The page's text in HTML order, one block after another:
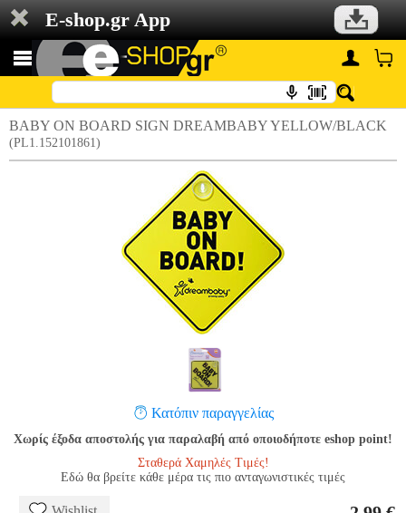
E-shop.gr App
BABY ON BOARD SIGN DREAMBABY YELLOW/BLACK
(PL1.152101861)
Κατόπιν παραγγελίας
Χωρίς έξοδα αποστολής για παραλαβή από οποιοδήποτε eshop point!
Σταθερά Χαμηλές Τιμές!
Εδώ θα βρείτε κάθε μέρα τις πιο ανταγωνιστικές τιμές